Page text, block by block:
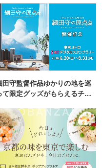
田守監督作品ゆかりの地を巡
て限定グッズがもらえるチャ